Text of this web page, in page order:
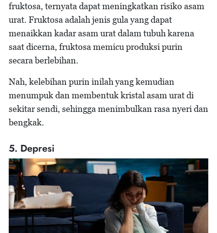
fruktosa, ternyata dapat meningkatkan risiko asam
urat. Fruktosa adalah jenis gula yang dapat
menaikkan kadar asam urat dalam tubuh karena
saat dicerna, fruktosa memicu produksi purin
secara berlebihan.
Nah, kelebihan purin inilah yang kemudian
menumpuk dan membentuk kristal asam urat di
sekitar sendi, sehingga menimbulkan rasa nyeri dan
bengkak.
5. Depresi